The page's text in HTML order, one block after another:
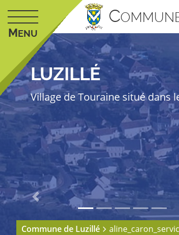
MENU
C
LUZILLÉ
Village de Touraine situé dans
Previous
Commune de Luzillé